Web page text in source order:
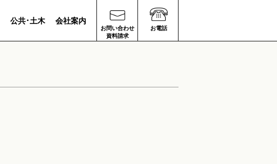
公共･土木 会社案内
お問い合わせ
資料請求
お電話